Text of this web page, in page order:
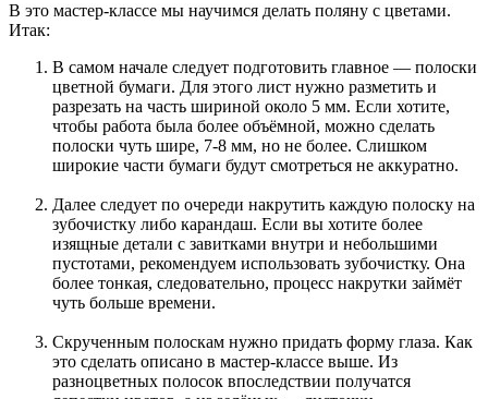
В это мастер-классе мы научимся делать поляну с цветами.
Итак:
В самом начале следует подготовить главное — полоски
цветной бумаги. Для этого лист нужно разметить и
разрезать на часть шириной около 5 мм. Если хотите,
чтобы работа была более объёмной, можно сделать
полоски чуть шире, 7-8 мм, но не более. Слишком
широкие части бумаги будут смотреться не аккуратно.
Далее следует по очереди накрутить каждую полоску на
зубочистку либо карандаш. Если вы хотите более
изящные детали с завитками внутри и небольшими
пустотами, рекомендуем использовать зубочистку. Она
более тонкая, следовательно, процесс накрутки займёт
чуть больше времени.
Скрученным полоскам нужно придать форму глаза. Как
это сделать описано в мастер-классе выше. Из
разноцветных полосок впоследствии получатся